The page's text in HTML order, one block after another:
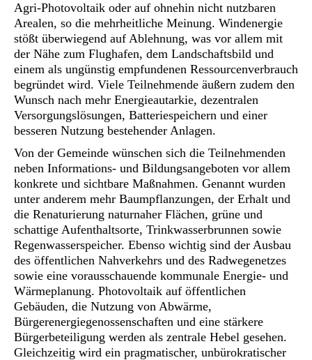
Agri-Photovoltaik oder auf ohnehin nicht nutzbaren
Arealen, so die mehrheitliche Meinung. Windenergie
stößt überwiegend auf Ablehnung, was vor allem mit
der Nähe zum Flughafen, dem Landschaftsbild und
einem als ungünstig empfundenen Ressourcenverbrauch
begründet wird. Viele Teilnehmende äußern zudem den
Wunsch nach mehr Energieautarkie, dezentralen
Versorgungslösungen, Batteriespeichern und einer
besseren Nutzung bestehender Anlagen.
Von der Gemeinde wünschen sich die Teilnehmenden
neben Informations- und Bildungsangeboten vor allem
konkrete und sichtbare Maßnahmen. Genannt wurden
unter anderem mehr Baumpflanzungen, der Erhalt und
die Renaturierung naturnaher Flächen, grüne und
schattige Aufenthaltsorte, Trinkwasserbrunnen sowie
Regenwasserspeicher. Ebenso wichtig sind der Ausbau
des öffentlichen Nahverkehrs und des Radwegenetzes
sowie eine vorausschauende kommunale Energie- und
Wärmeplanung. Photovoltaik auf öffentlichen
Gebäuden, die Nutzung von Abwärme,
Bürgerenergiegenossenschaften und eine stärkere
Bürgerbeteiligung werden als zentrale Hebel gesehen.
Gleichzeitig wird ein pragmatischer, unbürokratischer